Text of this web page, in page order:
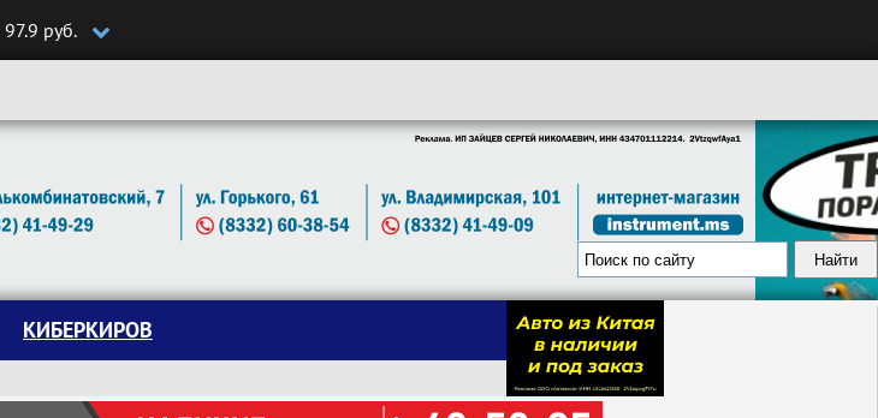
97.9 руб.
КИБЕРКИРОВ